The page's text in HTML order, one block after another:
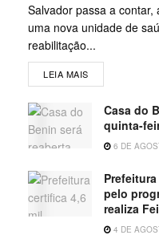
Salvador passa a
uma nova unidade de
reabilitação...
LEIA MAIS
Casa do
quinta-
6 DE
pelo
realiza
4 DE